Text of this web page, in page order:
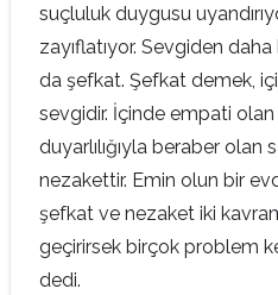
suçluluk duygusu
zayıflatıyor. Sevgiden
da şefkat. Şefkat demek,
sevgidir. İçinde empati olan
duyarlılığıyla beraber olan
nezakettir. Emin olun bir
şefkat ve nezaket iki
geçirirsek birçok problem
dedi.